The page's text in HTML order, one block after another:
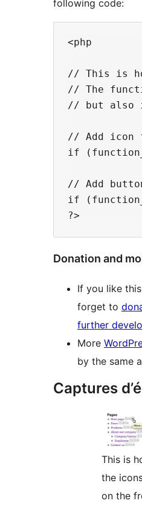
following code:
<php
// This is
// The
// but also
// Add icon
if
// Add
if
Donation and
If you like
forget to
further
More
by the same
Captures
This is
the
on the